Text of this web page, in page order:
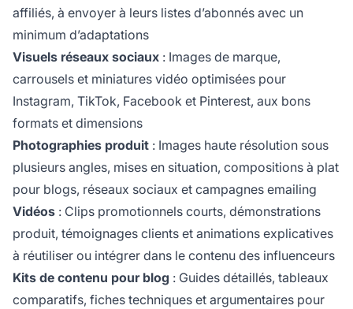
affiliés, à envoyer à leurs listes d’abonnés avec un
minimum d’adaptations
Visuels réseaux sociaux : Images de marque,
carrousels et miniatures vidéo optimisées pour
Instagram, TikTok, Facebook et Pinterest, aux bons
formats et dimensions
Photographies produit : Images haute résolution sous
plusieurs angles, mises en situation, compositions à plat
pour blogs, réseaux sociaux et campagnes emailing
Vidéos : Clips promotionnels courts, démonstrations
produit, témoignages clients et animations explicatives
à réutiliser ou intégrer dans le contenu des influenceurs
Kits de contenu pour blog : Guides détaillés, tableaux
comparatifs, fiches techniques et argumentaires pour